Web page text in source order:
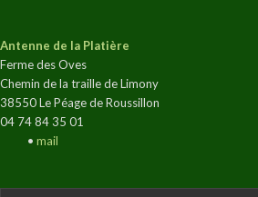
Antenne de la Platière
Ferme des Oves
Chemin de la traille de Limony
38550 Le Péage de Roussillon
04 74 84 35 01
• mail